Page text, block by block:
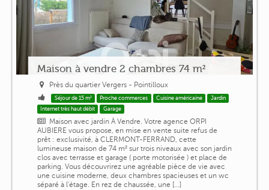
Maison à vendre 2 chambres 74 m²
Près du quartier Vergers - Pointilloux
Séjour de 15 m² Proche commerces Cuisine américaine
Jardin
Internet très haut débit
Garage
Maison avec jardin À Vendre. Votre agence ORPI
AUBIERE vous propose, en mise en vente suite refus de
prêt : exclusivité, à CLERMONT-FERRAND, cette
lumineuse maison de 74 m² sur trois niveaux avec son jardin
clos avec terrasse et garage ( porte motorisée ) et place de
parking. Vous découvrirez une agréable pièce de vie avec
une cuisine moderne, deux chambres spacieuses et un wc
séparé à l'étage. En rez de chaussée, une [...]